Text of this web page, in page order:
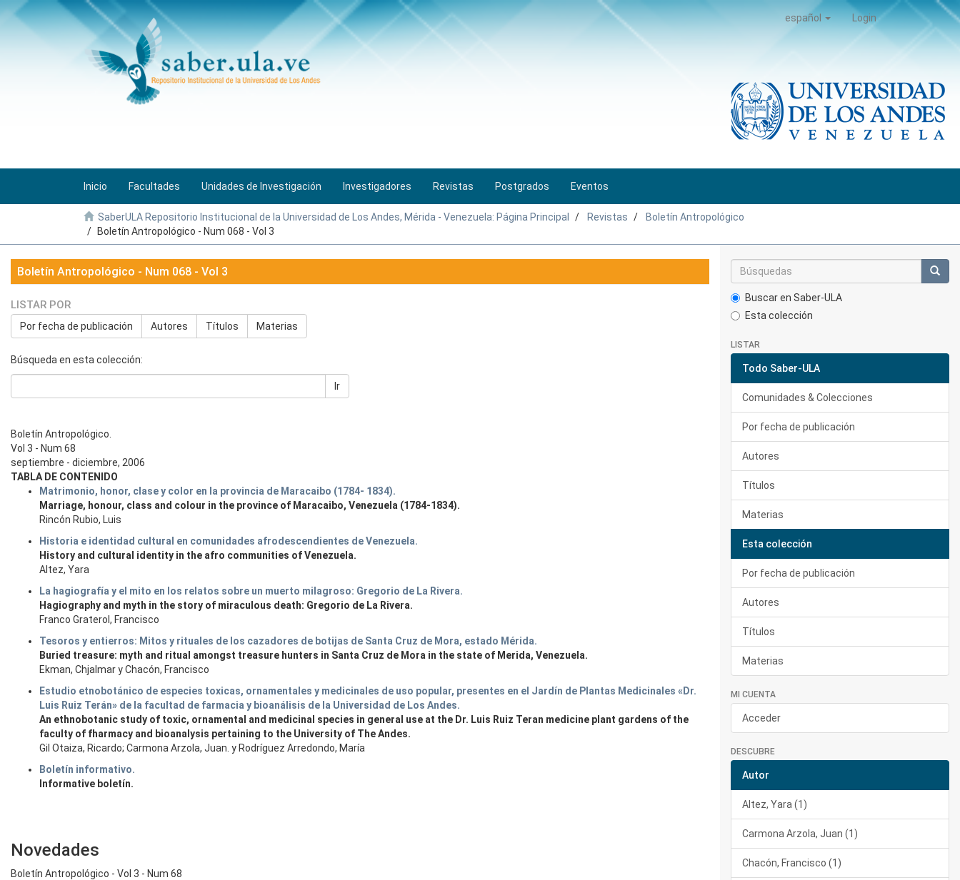
español Login
Inicio Facultades Unidades de Investigación Investigadores Revistas Postgrados Eventos
SaberULA Repositorio Institucional de la Universidad de Los Andes, Mérida - Venezuela: Página Principal Revistas
Boletín Antropológico
Boletín Antropológico - Num 068 - Vol 3
Boletín Antropológico - Num 068 - Vol 3
LISTAR POR
Por fecha de publicación Autores Títulos Materias
Búsqueda en esta colección:
Ir
Boletín Antropológico.
Vol 3 - Num 68
septiembre - diciembre, 2006
TABLA DE CONTENIDO
Matrimonio, honor, clase y color en la provincia de Maracaibo (1784- 1834).
Marriage, honour, class and colour in the province of Maracaibo, Venezuela (1784-1834).
Rincón Rubio, Luis
Historia e identidad cultural en comunidades afrodescendientes de Venezuela.
History and cultural identity in the afro communities of Venezuela.
Altez, Yara
La hagiografía y el mito en los relatos sobre un muerto milagroso: Gregorio de La Rivera.
Hagiography and myth in the story of miraculous death: Gregorio de La Rivera.
Franco Graterol, Francisco
Tesoros y entierros: Mitos y rituales de los cazadores de botijas de Santa Cruz de Mora, estado Mérida.
Buried treasure: myth and ritual amongst treasure hunters in Santa Cruz de Mora in the state of Merida, Venezuela.
Ekman, Chjalmar y Chacón, Francisco
Estudio etnobotánico de especies toxicas, ornamentales y medicinales de uso popular, presentes en el Jardín de Plantas Medicinales «Dr.
Luis Ruiz Terán» de la facultad de farmacia y bioanálisis de la Universidad de Los Andes.
An ethnobotanic study of toxic, ornamental and medicinal species in general use at the Dr. Luis Ruiz Teran medicine plant gardens of the
faculty of fharmacy and bioanalysis pertaining to the University of The Andes.
Gil Otaiza, Ricardo; Carmona Arzola, Juan. y Rodríguez Arredondo, María
Boletín informativo.
Informative boletín.
Novedades
Boletín Antropológico - Vol 3 - Num 68
Buscar en Saber-ULA
Esta colección
LISTAR
Todo Saber-ULA
Comunidades & Colecciones
Por fecha de publicación
Autores
Títulos
Materias
Esta colección
Por fecha de publicación
Autores
Títulos
Materias
MI CUENTA
Acceder
DESCUBRE
Autor
Altez, Yara (1)
Carmona Arzola, Juan (1)
Chacón, Francisco (1)